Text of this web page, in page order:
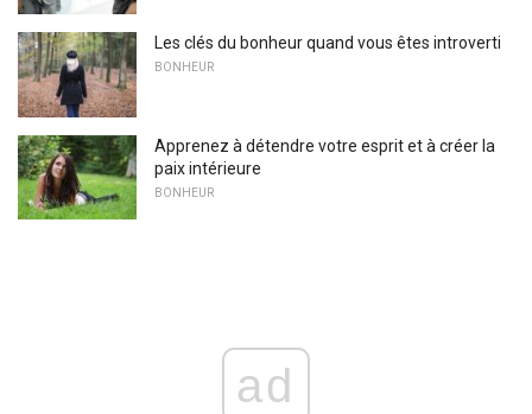
Les clés du bonheur quand vous êtes introverti
BONHEUR
Apprenez à détendre votre esprit et à créer la
paix intérieure
BONHEUR
ad